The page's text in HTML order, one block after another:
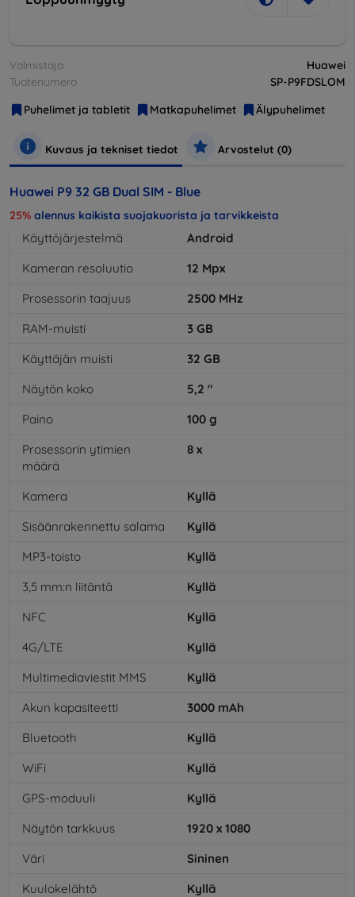
Valmistaja
Huawei
Tuotenumero
SP-P9FDSLOM
Puhelimet ja tabletit
Matkapuhelimet Älypuhelimet
Kuvaus ja tekniset tiedot Arvostelut (0)
Huawei P9 32 GB Dual SIM - Blue
25% alennus kaikista suojakuorista ja tarvikkeista
Käyttöjärjestelmä
Android
Kameran resoluutio
12 Mpx
Prosessorin taajuus
2500 MHz
RAM-muisti
3 GB
Käyttäjän muisti
32 GB
Näytön koko
5,2 "
Paino
100 g
Prosessorin ytimien
määrä
8 x
Kamera
Kyllä
Sisäänrakennettu salama
Kyllä
MP3-toisto
Kyllä
3,5 mm:n liitäntä
Kyllä
NFC
Kyllä
4G/LTE
Kyllä
Multimediaviestit MMS
Kyllä
Akun kapasiteetti
3000 mAh
Bluetooth
Kyllä
WiFi
Kyllä
GPS-moduuli
Kyllä
Näytön tarkkuus
1920 x 1080
Väri
Sininen
Kuulokelähtö
Kyllä